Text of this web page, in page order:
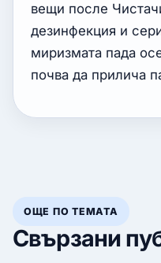
вещи после
дезинфекция и
миризмата пада
почва да прилича
ОЩЕ ПО ТЕМАТА
Свързани